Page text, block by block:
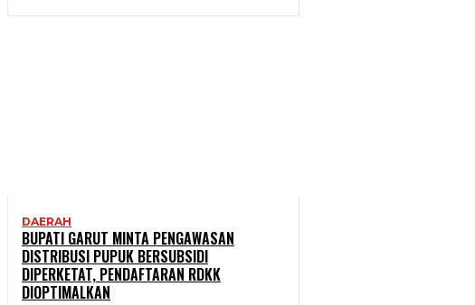
DAERAH
BUPATI GARUT MINTA PENGAWASAN
DISTRIBUSI PUPUK BERSUBSIDI
DIPERKETAT, PENDAFTARAN RDKK
DIOPTIMALKAN